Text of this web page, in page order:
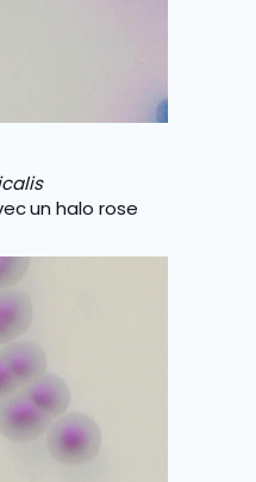
un halo rose
image"
ckrusei-1.png"
plus ckrusei"
plus ckrusei"